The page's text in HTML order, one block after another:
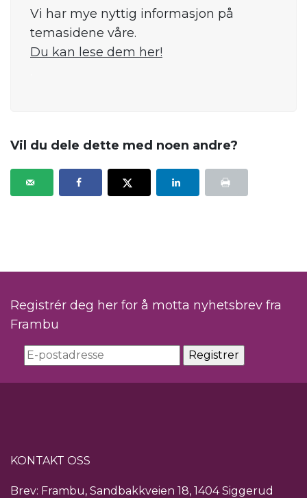
Vi har mye nyttig informasjon på
temasidene våre.
Du kan lese dem her!
Vil du dele dette med noen andre?
Registrér deg her for å motta nyhetsbrev fra
Frambu
KONTAKT OSS
Brev: Frambu, Sandbakkveien 18, 1404 Siggerud